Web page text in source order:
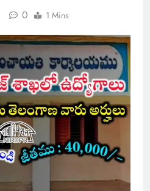
0 1 Mins